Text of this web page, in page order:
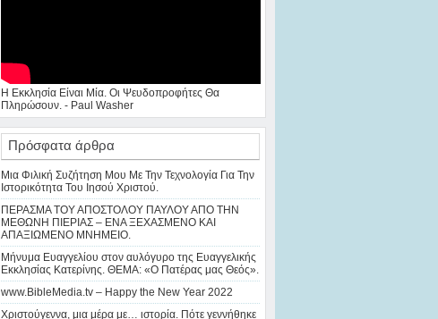
Η Εκκλησία Είναι Μία. Οι Ψευδοπροφήτες Θα
Πληρώσουν. - Paul Washer
Πρόσφατα άρθρα
Μια Φιλική Συζήτηση Μου Με Την Τεχνολογία Για Την
Ιστορικότητα Του Ιησού Χριστού.
ΠΕΡΑΣΜΑ ΤΟΥ ΑΠΟΣΤΟΛΟΥ ΠΑΥΛΟΥ ΑΠΟ ΤΗΝ
ΜΕΘΩΝΗ ΠΙΕΡΙΑΣ – ΕΝΑ ΞΕΧΑΣΜΕΝΟ ΚΑΙ
ΑΠΑΞΙΩΜΕΝΟ ΜΝΗΜΕΙΟ.
Μήνυμα Ευαγγελίου στον αυλόγυρο της Ευαγγελικής
Εκκλησίας Κατερίνης. ΘΕΜΑ: «Ο Πατέρας μας Θεός».
www.BibleMedia.tv – Happy the New Year 2022
Χριστούγεννα, μια μέρα με… ιστορία. Πότε γεννήθηκε